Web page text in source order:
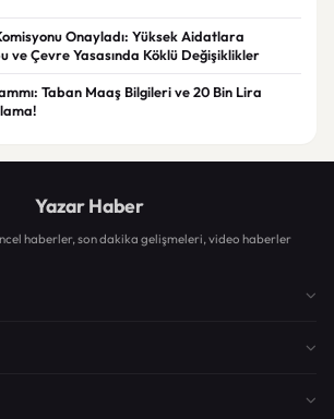
Onayladı: Yüksek Aidatlara
ve Çevre Yasasında Köklü Değişiklikler
Taban Maaş Bilgileri ve 20 Bin Lira
Yazar Haber
haberler, son dakika gelişmeleri, video haberler